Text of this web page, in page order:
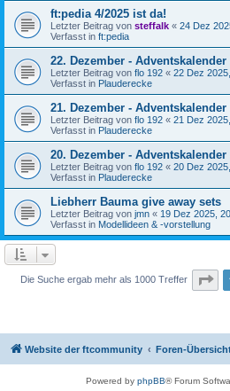
ft:pedia 4/2025 ist da!
Letzter Beitrag von steffalk « 24 Dez
Verfasst in ft:pedia
22. Dezember - Adventskalender
Letzter Beitrag von flo 192 « 22 Dez
Verfasst in Plauderecke
21. Dezember - Adventskalender
Letzter Beitrag von flo 192 « 21 Dez
Verfasst in Plauderecke
20. Dezember - Adventskalender
Letzter Beitrag von flo 192 « 20 Dez
Verfasst in Plauderecke
Liebherr Bauma give away sets
Letzter Beitrag von jmn « 19 Dez 2025,
Verfasst in Modellideen & -vorstellung
Die Suche ergab mehr als 1000 Treffer
Website der ftcommunity Foren-
Powered by phpBB® Forum